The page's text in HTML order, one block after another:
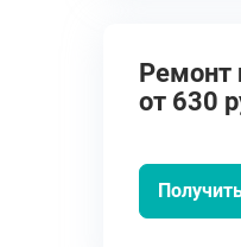
Ремонт
от 630